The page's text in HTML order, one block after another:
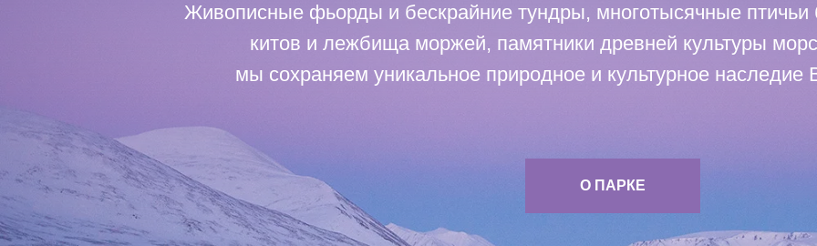
Живописные фьорды и бескрайние тундры, многотысячные птичьи
китов и лежбища моржей, памятники древней культуры
мы сохраняем уникальное природное и культурное наследие
О ПАРКЕ